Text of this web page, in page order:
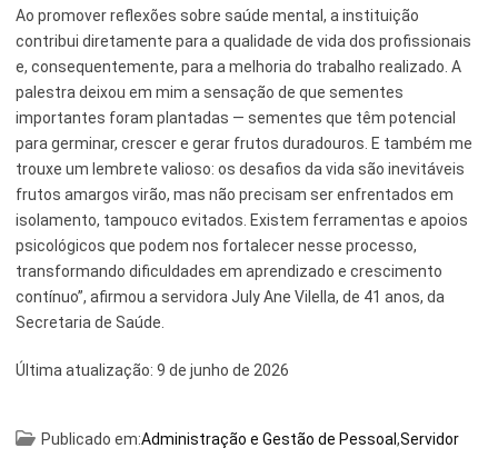
Ao promover reflexões sobre saúde mental, a instituição
contribui diretamente para a qualidade de vida dos profissionais
e, consequentemente, para a melhoria do trabalho realizado. A
palestra deixou em mim a sensação de que sementes
importantes foram plantadas — sementes que têm potencial
para germinar, crescer e gerar frutos duradouros. E também me
trouxe um lembrete valioso: os desafios da vida são inevitáveis
frutos amargos virão, mas não precisam ser enfrentados em
isolamento, tampouco evitados. Existem ferramentas e apoios
psicológicos que podem nos fortalecer nesse processo,
transformando dificuldades em aprendizado e crescimento
contínuo”, afirmou a servidora July Ane Vilella, de 41 anos, da
Secretaria de Saúde.
Última atualização: 9 de junho de 2026
Publicado em:Administração e Gestão de Pessoal,Servidor